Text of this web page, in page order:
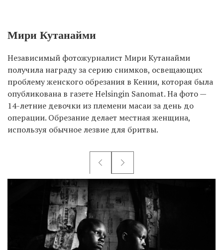
Мири Кутанайми
Независимый фотожурналист Мири Кутанайми
получила награду за серию снимков, освещающих
проблему женского обрезания в Кении, которая была
опубликована в газете Helsingin Sanomat. На фото —
14-летние девочки из племени масаи за день до
операции. Обрезание делает местная женщина,
используя обычное лезвие для бритвы.